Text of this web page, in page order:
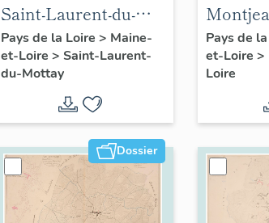
Saint-Laurent-du-
Mottay :
présentation de la
commune
Pays de la Loire > Maine-
et-Loire > Saint-Laurent-
du-Mottay
Pays de
et-Loire >
Loire
Dossier